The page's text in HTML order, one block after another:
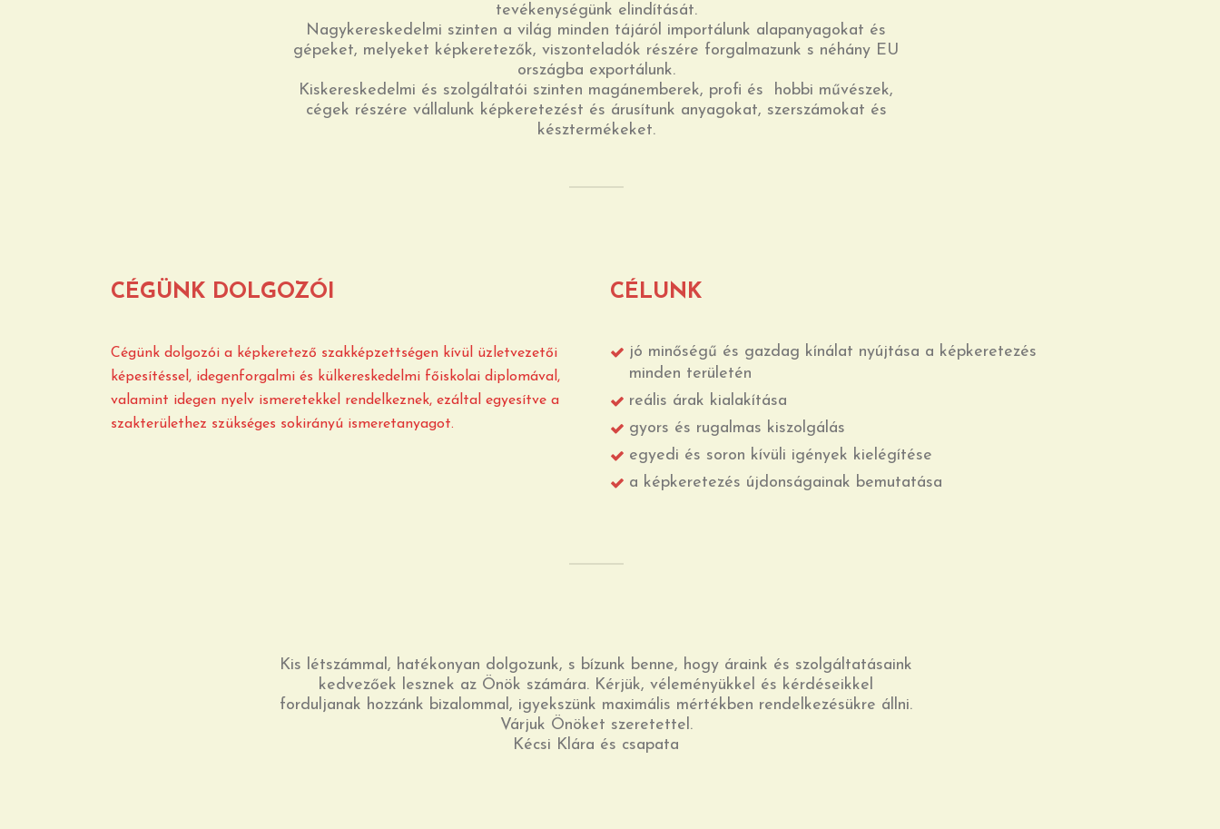
tevékenységünk elindítását.
Nagykereskedelmi szinten a világ minden tájáról importálunk alapanyagokat és
gépeket, melyeket képkeretezők, viszonteladók részére forgalmazunk s néhány EU
országba exportálunk.
Kiskereskedelmi és szolgáltatói szinten magánemberek, profi és hobbi művészek,
cégek részére vállalunk képkeretezést és árusítunk anyagokat, szerszámokat és
késztermékeket.
CÉGÜNK DOLGOZÓI
Cégünk dolgozói a képkeretező szakképzettségen kívül üzletvezetői
képesítéssel, idegenforgalmi és külkereskedelmi főiskolai diplomával,
valamint idegen nyelv ismeretekkel rendelkeznek, ezáltal egyesítve a
szakterülethez szükséges sokirányú ismeretanyagot.
CÉLUNK
jó minőségű és gazdag kínálat nyújtása a képkeretezés
minden területén
reális árak kialakítása
gyors és rugalmas kiszolgálás
egyedi és soron kívüli igények kielégítése
a képkeretezés újdonságainak bemutatása
Kis létszámmal, hatékonyan dolgozunk, s bízunk benne, hogy áraink és szolgáltatásaink
kedvezőek lesznek az Önök számára. Kérjük, véleményükkel és kérdéseikkel
forduljanak hozzánk bizalommal, igyekszünk maximális mértékben rendelkezésükre állni.
Várjuk Önöket szeretettel.
Kécsi Klára és csapata